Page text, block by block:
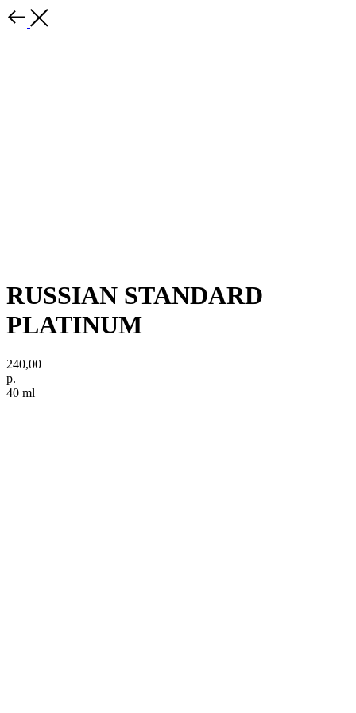
RUSSIAN STANDARD
PLATINUM
240,00
р.
40 ml